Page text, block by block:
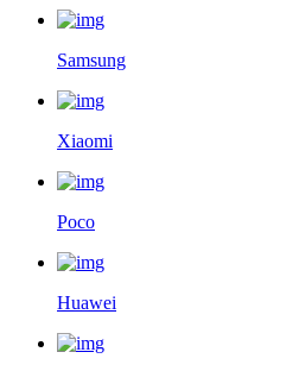
Samsung
Xiaomi
Poco
Huawei